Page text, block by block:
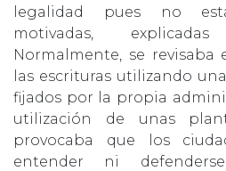
legalidad pues no
motivadas,
Normalmente, se revisaba
las escrituras utilizando
fijados por la propia
utilización de unas
provocaba que los
entender ni